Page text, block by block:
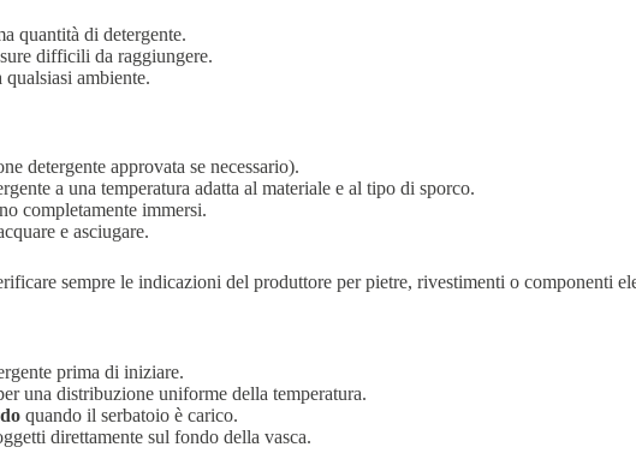
quantità di detergente.
difficili da raggiungere.
ambiente.
detergente approvata se necessario).
a una temperatura adatta al materiale e al tipo di sporco.
completamente immersi.
e asciugare.
sempre le indicazioni del produttore per pietre, rivestimenti o componenti
prima di iniziare.
una distribuzione uniforme della temperatura.
quando il serbatoio è carico.
direttamente sul fondo della vasca.